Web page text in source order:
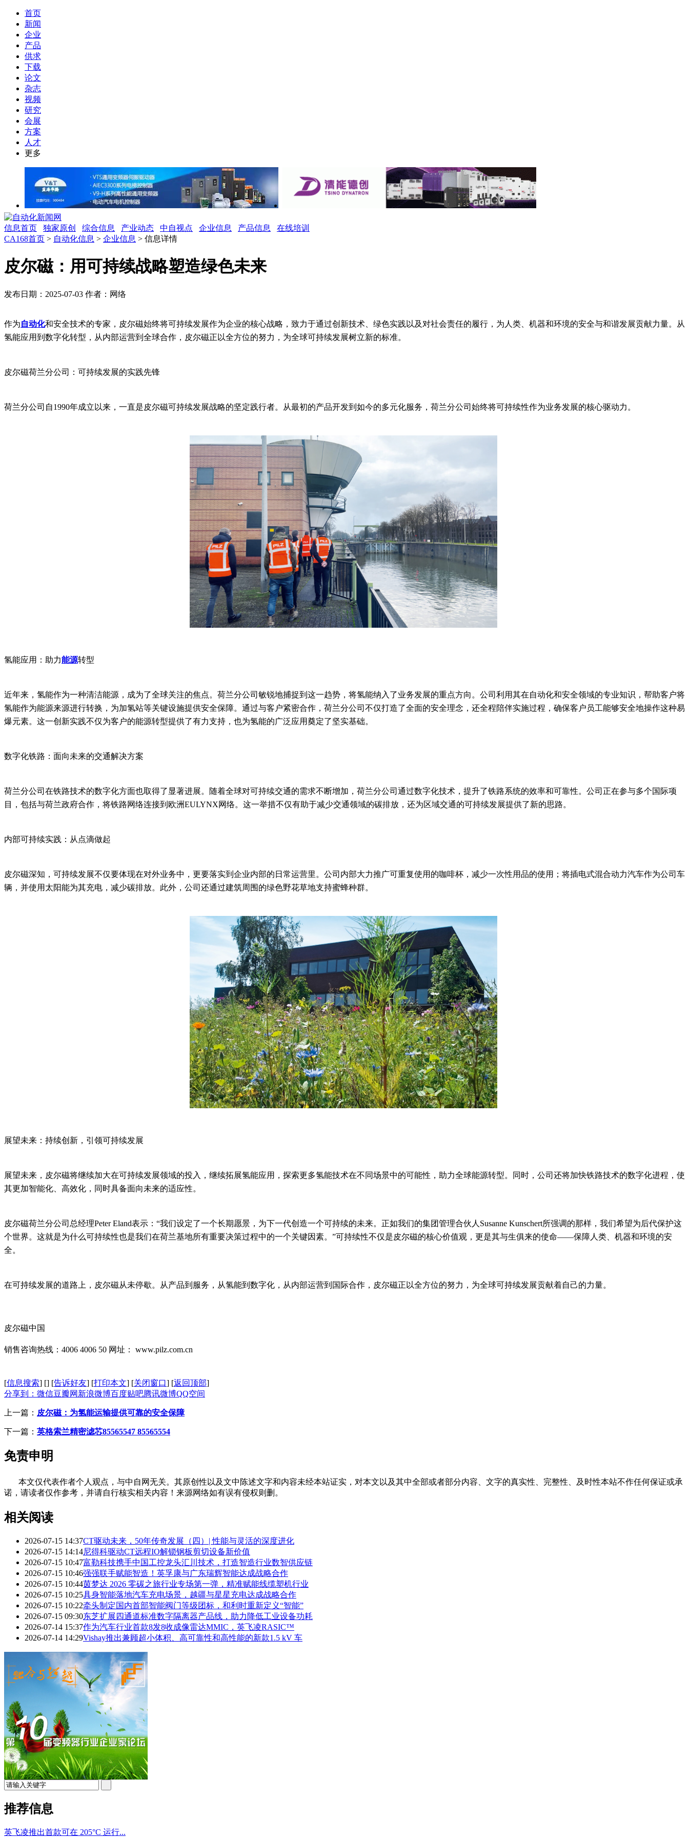
首页
新闻
企业
产品
供求
下载
论文
杂志
视频
研究
会展
方案
人才
更多
信息首页 独家原创 综合信息 产业动态 中自视点 企业信息 产品信息
在线培训
CA168首页 > 自动化信息 > 企业信息 > 信息详情
皮尔磁：用可持续战略塑造绿色未来
发布日期：2025-07-03 作者：网络
作为自动化和安全技术的专家，皮尔磁始终将可持续发展作为企业的核心战略，致力于通过创新技术、绿色实践以及对社会责任的履行，为人类、机器和环境的安全与和谐发展贡献力量。从
氢能应用到数字化转型，从内部运营到全球合作，皮尔磁正以全方位的努力，为全球可持续发展树立新的标准。
皮尔磁荷兰分公司：可持续发展的实践先锋
荷兰分公司自1990年成立以来，一直是皮尔磁可持续发展战略的坚定践行者。从最初的产品开发到如今的多元化服务，荷兰分公司始终将可持续性作为业务发展的核心驱动力。
氢能应用：助力能源转型
近年来，氢能作为一种清洁能源，成为了全球关注的焦点。荷兰分公司敏锐地捕捉到这一趋势，将氢能纳入了业务发展的重点方向。公司利用其在自动化和安全领域的专业知识，帮助客户将
氢能作为能源来源进行转换，为加氢站等关键设施提供安全保障。通过与客户紧密合作，荷兰分公司不仅打造了全面的安全理念，还全程陪伴实施过程，确保客户员工能够安全地操作这种易
爆元素。这一创新实践不仅为客户的能源转型提供了有力支持，也为氢能的广泛应用奠定了坚实基础。
数字化铁路：面向未来的交通解决方案
荷兰分公司在铁路技术的数字化方面也取得了显著进展。随着全球对可持续交通的需求不断增加，荷兰分公司通过数字化技术，提升了铁路系统的效率和可靠性。公司正在参与多个国际项
目，包括与荷兰政府合作，将铁路网络连接到欧洲EULYNX网络。这一举措不仅有助于减少交通领域的碳排放，还为区域交通的可持续发展提供了新的思路。
内部可持续实践：从点滴做起
皮尔磁深知，可持续发展不仅要体现在对外业务中，更要落实到企业内部的日常运营里。公司内部大力推广可重复使用的咖啡杯，减少一次性用品的使用；将插电式混合动力汽车作为公司车
辆，并使用太阳能为其充电，减少碳排放。此外，公司还通过建筑周围的绿色野花草地支持蜜蜂种群。
展望未来：持续创新，引领可持续发展
展望未来，皮尔磁将继续加大在可持续发展领域的投入，继续拓展氢能应用，探索更多氢能技术在不同场景中的可能性，助力全球能源转型。同时，公司还将加快铁路技术的数字化进程，使
其更加智能化、高效化，同时具备面向未来的适应性。
皮尔磁荷兰分公司总经理Peter Eland表示：“我们设定了一个长期愿景，为下一代创造一个可持续的未来。正如我们的集团管理合伙人Susanne Kunschert所强调的那样，我们希望为后代保护这
个世界。这就是为什么可持续性也是我们在荷兰基地所有重要决策过程中的一个关键因素。”可持续性不仅是皮尔磁的核心价值观，更是其与生俱来的使命——保障人类、机器和环境的安
全。
在可持续发展的道路上，皮尔磁从未停歇。从产品到服务，从氢能到数字化，从内部运营到国际合作，皮尔磁正以全方位的努力，为全球可持续发展贡献着自己的力量。
皮尔磁中国
销售咨询热线：4006 4006 50 网址： www.pilz.com.cn
[信息搜索] [] [告诉好友] [打印本文] [关闭窗口] [返回顶部]
分享到： 微信豆瓣网 新浪微博百度贴吧腾讯微博QQ空间
上一篇： 皮尔磁：为氢能运输提供可靠的安全保障
下一篇： 英格索兰精密滤芯85565547 85565554
免责申明
本文仅代表作者个人观点，与中自网无关。其原创性以及文中陈述文字和内容未经本站证实，对本文以及其中全部或者部分内容、文字的真实性、完整性、及时性本站不作任何保证或承
诺，请读者仅作参考，并请自行核实相关内容！来源网络如有误有侵权则删。
相关阅读
2026-07-15 14:37CT驱动未来，50年传奇发展（四）| 性能与灵活的深度进化
2026-07-15 14:14尼得科驱动CT远程IO解锁钢板剪切设备新价值
2026-07-15 10:47富勒科技携手中国工控龙头汇川技术，打造智造行业数智供应链
2026-07-15 10:46强强联手赋能智造！英孚康与广东瑞辉智能达成战略合作
2026-07-15 10:44茵梦达 2026 零碳之旅行业专场第一弹，精准赋能线缆塑机行业
2026-07-15 10:25具身智能落地汽车充电场景，越疆与星星充电达成战略合作
2026-07-15 10:22牵头制定国内首部智能阀门等级团标，和利时重新定义“智能”
2026-07-15 09:30东芝扩展四通道标准数字隔离器产品线，助力降低工业设备功耗
2026-07-14 15:37作为汽车行业首款8发8收成像雷达MMIC，英飞凌RASIC™
2026-07-14 14:29Vishay推出兼顾超小体积、高可靠性和高性能的新款1.5 kV 车
推荐信息
英飞凌推出首款可在 205°C 运行...